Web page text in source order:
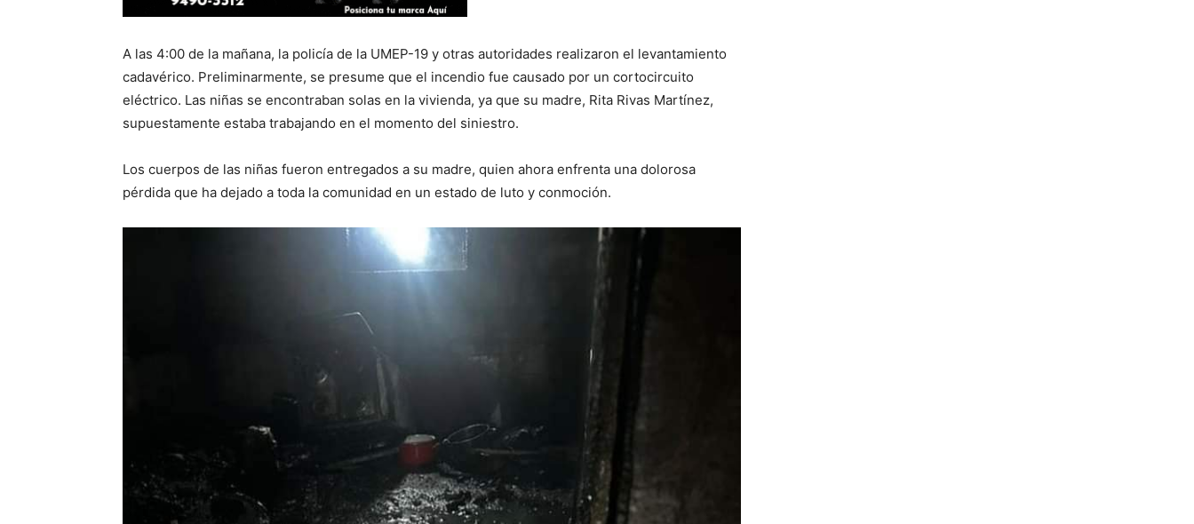
A las 4:00 de la mañana, la policía de la UMEP-19 y otras autoridades realizaron el levantamiento
cadavérico. Preliminarmente, se presume que el incendio fue causado por un cortocircuito
eléctrico. Las niñas se encontraban solas en la vivienda, ya que su madre, Rita Rivas Martínez,
supuestamente estaba trabajando en el momento del siniestro.
Los cuerpos de las niñas fueron entregados a su madre, quien ahora enfrenta una dolorosa
pérdida que ha dejado a toda la comunidad en un estado de luto y conmoción.